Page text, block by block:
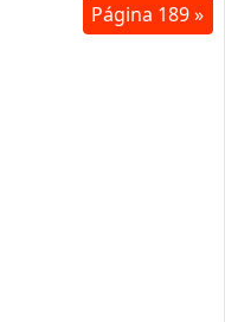
Página 189 »